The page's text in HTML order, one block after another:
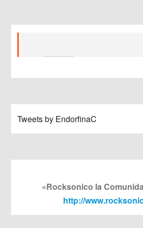
Tweets by EndorfinaC
«Rocksonico la
http://